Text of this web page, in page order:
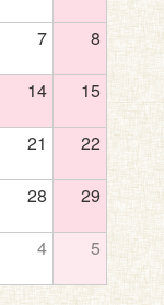
7 8
14 15
21 22
28 29
4 5